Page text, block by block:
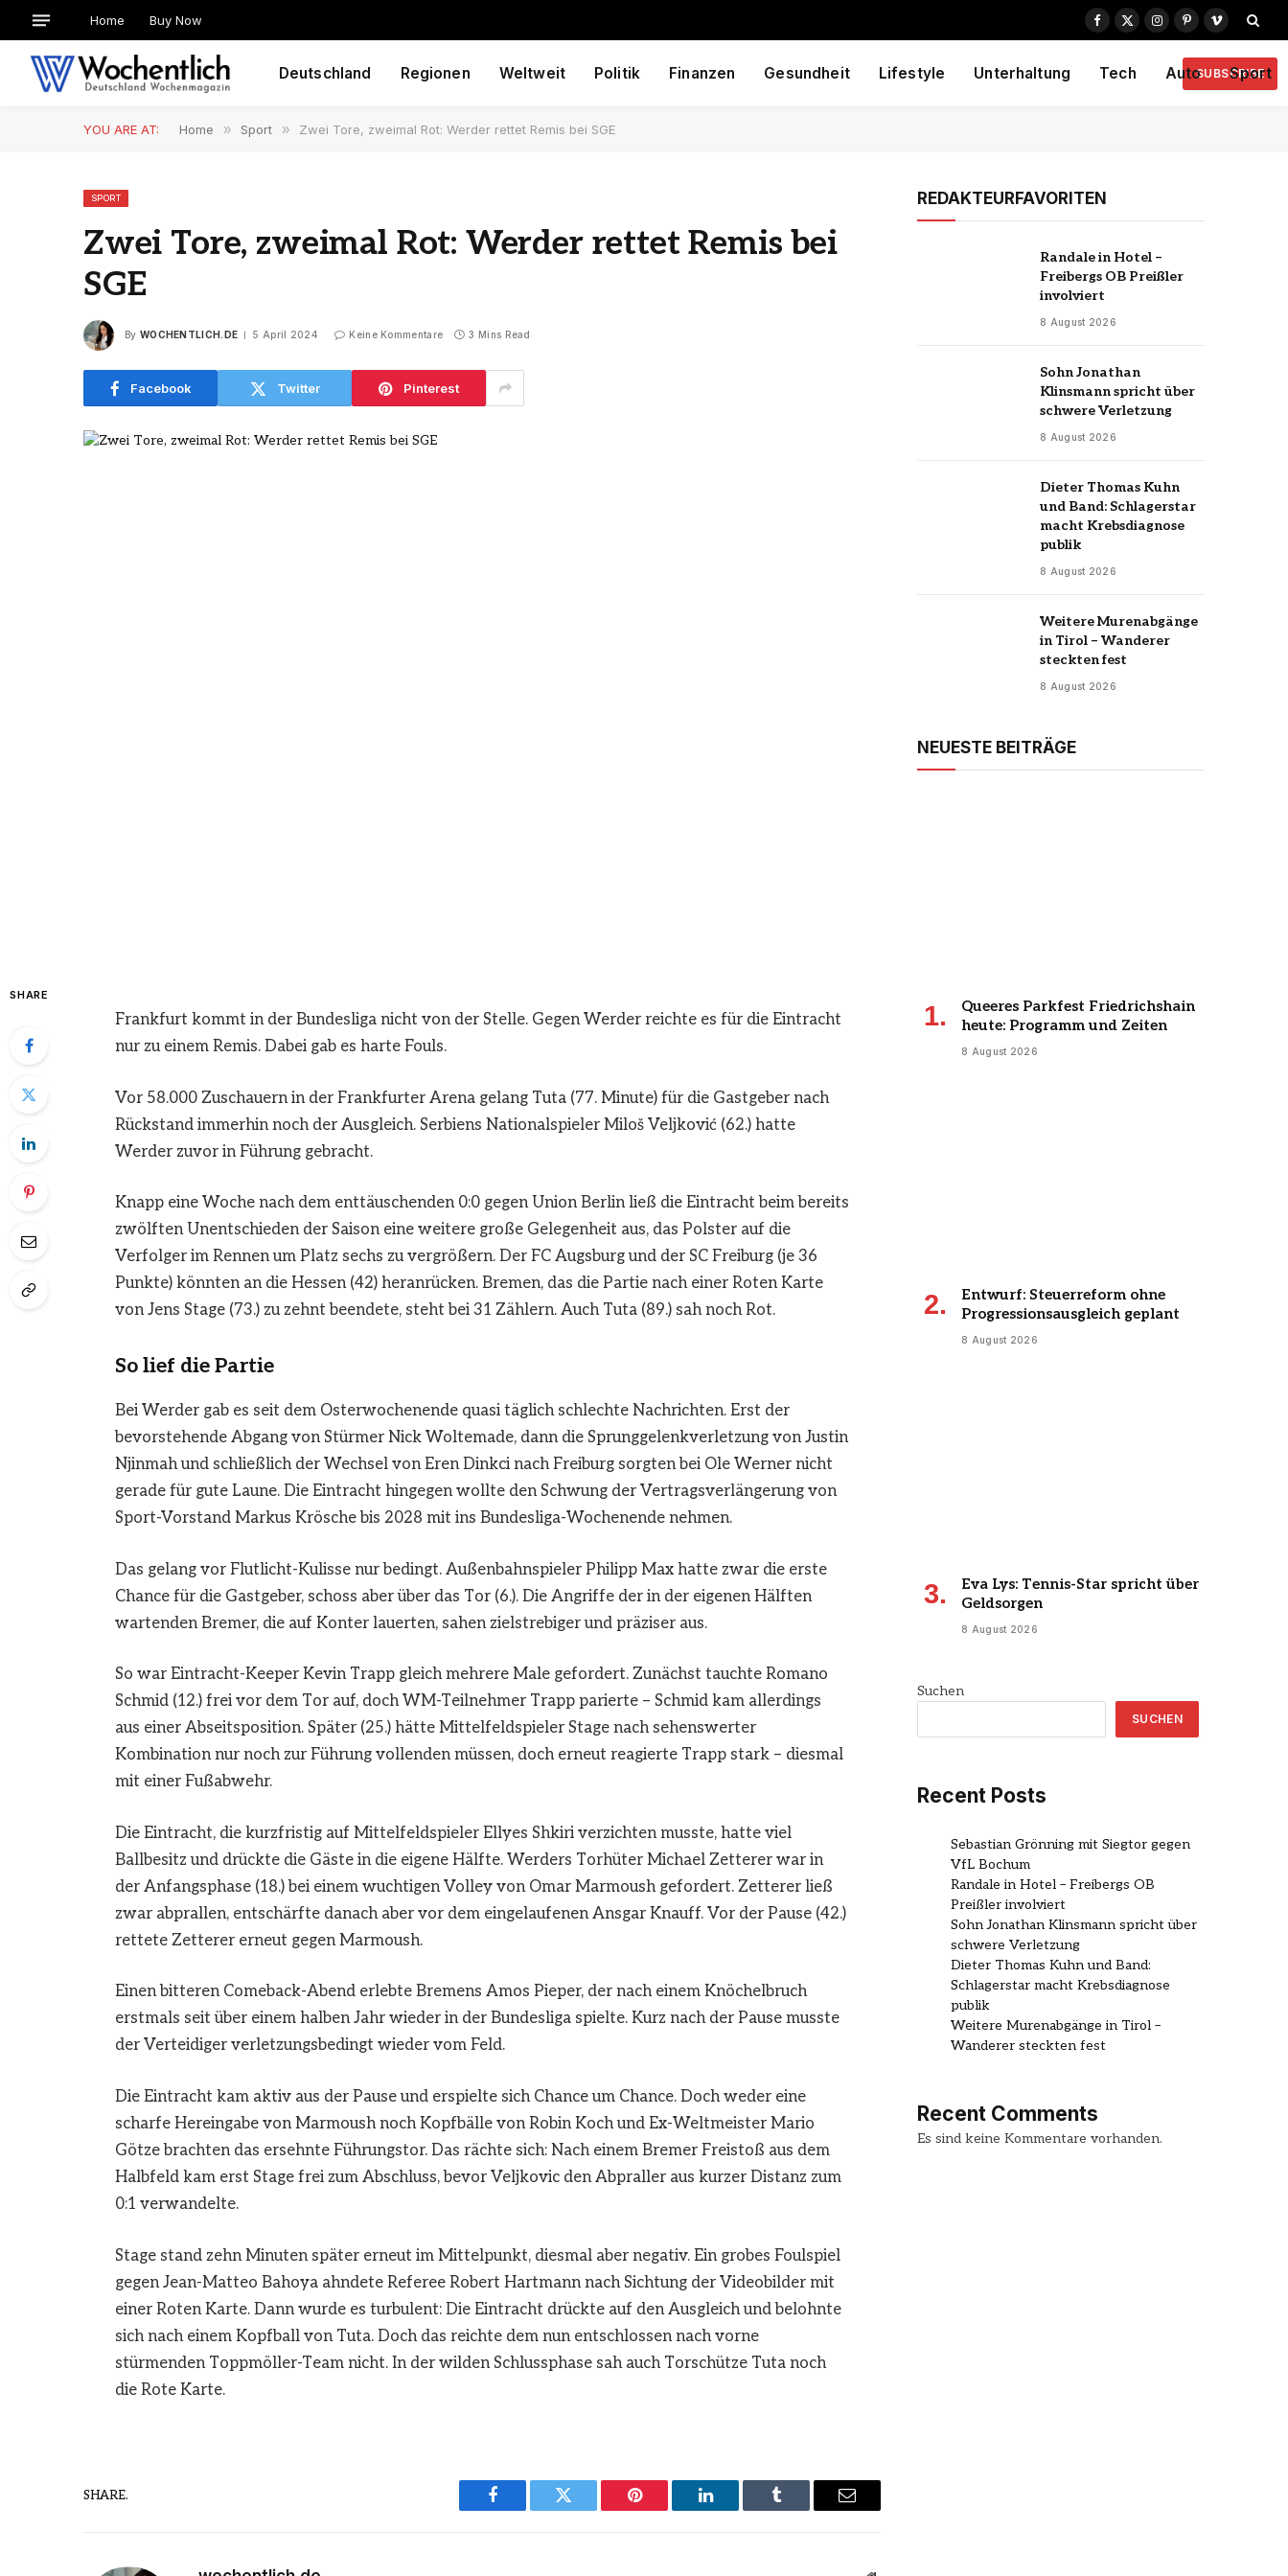
Home Buy Now
Facebook
X
Instagram
PinterestVimeo
Deutschland Regionen Weltweit Politik Finanzen Gesundheit Lifestyle Unterhaltung Tech Auto Sport
SUBSCRIBE
YOU ARE AT: Home » Sport » Zwei Tore, zweimal Rot: Werder rettet Remis bei SGE
SPORT
Zwei Tore, zweimal Rot: Werder rettet Remis bei
SGE
By WOCHENTLICH.DE 5 April 2024 Keine Kommentare 3 Mins Read
Facebook Twitter Pinterest
SHARE
Frankfurt kommt in der Bundesliga nicht von der Stelle. Gegen Werder reichte es für die Eintracht
nur zu einem Remis. Dabei gab es harte Fouls.
Vor 58.000 Zuschauern in der Frankfurter Arena gelang Tuta (77. Minute) für die Gastgeber nach
Rückstand immerhin noch der Ausgleich. Serbiens Nationalspieler Miloš Veljković (62.) hatte
Werder zuvor in Führung gebracht.
Knapp eine Woche nach dem enttäuschenden 0:0 gegen Union Berlin ließ die Eintracht beim bereits
zwölften Unentschieden der Saison eine weitere große Gelegenheit aus, das Polster auf die
Verfolger im Rennen um Platz sechs zu vergrößern. Der FC Augsburg und der SC Freiburg (je 36
Punkte) könnten an die Hessen (42) heranrücken. Bremen, das die Partie nach einer Roten Karte
von Jens Stage (73.) zu zehnt beendete, steht bei 31 Zählern. Auch Tuta (89.) sah noch Rot.
So lief die Partie
Bei Werder gab es seit dem Osterwochenende quasi täglich schlechte Nachrichten. Erst der
bevorstehende Abgang von Stürmer Nick Woltemade, dann die Sprunggelenkverletzung von Justin
Njinmah und schließlich der Wechsel von Eren Dinkci nach Freiburg sorgten bei Ole Werner nicht
gerade für gute Laune. Die Eintracht hingegen wollte den Schwung der Vertragsverlängerung von
Sport-Vorstand Markus Krösche bis 2028 mit ins Bundesliga-Wochenende nehmen.
Das gelang vor Flutlicht-Kulisse nur bedingt. Außenbahnspieler Philipp Max hatte zwar die erste
Chance für die Gastgeber, schoss aber über das Tor (6.). Die Angriffe der in der eigenen Hälften
wartenden Bremer, die auf Konter lauerten, sahen zielstrebiger und präziser aus.
So war Eintracht-Keeper Kevin Trapp gleich mehrere Male gefordert. Zunächst tauchte Romano
Schmid (12.) frei vor dem Tor auf, doch WM-Teilnehmer Trapp parierte – Schmid kam allerdings
aus einer Abseitsposition. Später (25.) hätte Mittelfeldspieler Stage nach sehenswerter
Kombination nur noch zur Führung vollenden müssen, doch erneut reagierte Trapp stark – diesmal
mit einer Fußabwehr.
Die Eintracht, die kurzfristig auf Mittelfeldspieler Ellyes Shkiri verzichten musste, hatte viel
Ballbesitz und drückte die Gäste in die eigene Hälfte. Werders Torhüter Michael Zetterer war in
der Anfangsphase (18.) bei einem wuchtigen Volley von Omar Marmoush gefordert. Zetterer ließ
zwar abprallen, entschärfte danach aber vor dem eingelaufenen Ansgar Knauff. Vor der Pause (42.)
rettete Zetterer erneut gegen Marmoush.
Einen bitteren Comeback-Abend erlebte Bremens Amos Pieper, der nach einem Knöchelbruch
erstmals seit über einem halben Jahr wieder in der Bundesliga spielte. Kurz nach der Pause musste
der Verteidiger verletzungsbedingt wieder vom Feld.
Die Eintracht kam aktiv aus der Pause und erspielte sich Chance um Chance. Doch weder eine
scharfe Hereingabe von Marmoush noch Kopfbälle von Robin Koch und Ex-Weltmeister Mario
Götze brachten das ersehnte Führungstor. Das rächte sich: Nach einem Bremer Freistoß aus dem
Halbfeld kam erst Stage frei zum Abschluss, bevor Veljkovic den Abpraller aus kurzer Distanz zum
0:1 verwandelte.
Stage stand zehn Minuten später erneut im Mittelpunkt, diesmal aber negativ. Ein grobes Foulspiel
gegen Jean-Matteo Bahoya ahndete Referee Robert Hartmann nach Sichtung der Videobilder mit
einer Roten Karte. Dann wurde es turbulent: Die Eintracht drückte auf den Ausgleich und belohnte
sich nach einem Kopfball von Tuta. Doch das reichte dem nun entschlossen nach vorne
stürmenden Toppmöller-Team nicht. In der wilden Schlussphase sah auch Torschütze Tuta noch
die Rote Karte.
SHARE.
Facebook Twitter Pinterest LinkedIn Tumblr Email
REDAKTEURFAVORITEN
Randale in Hotel –
Freibergs OB Preißler
involviert
8 August 2026
Sohn Jonathan
Klinsmann spricht über
schwere Verletzung
8 August 2026
Dieter Thomas Kuhn
und Band: Schlagerstar
macht Krebsdiagnose
publik
8 August 2026
Weitere Murenabgänge
in Tirol – Wanderer
steckten fest
8 August 2026
NEUESTE BEITRÄGE
Queeres Parkfest Friedrichshain
heute: Programm und Zeiten
8 August 2026
Entwurf: Steuerreform ohne
Progressionsausgleich geplant
8 August 2026
Eva Lys: Tennis-Star spricht über
Geldsorgen
8 August 2026
Suchen
SUCHEN
Recent Posts
Sebastian Grönning mit Siegtor gegen
VfL Bochum
Randale in Hotel – Freibergs OB
Preißler involviert
Sohn Jonathan Klinsmann spricht über
schwere Verletzung
Dieter Thomas Kuhn und Band:
Schlagerstar macht Krebsdiagnose
publik
Weitere Murenabgänge in Tirol –
Wanderer steckten fest
Recent Comments
Es sind keine Kommentare vorhanden.